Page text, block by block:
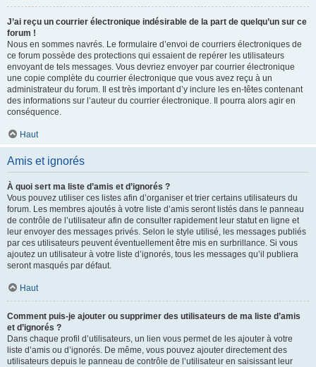
J’ai reçu un courrier électronique indésirable de la part de quelqu’un sur ce
forum !
Nous en sommes navrés. Le formulaire d’envoi de courriers électroniques de
ce forum possède des protections qui essaient de repérer les utilisateurs
envoyant de tels messages. Vous devriez envoyer par courrier électronique
une copie complète du courrier électronique que vous avez reçu à un
administrateur du forum. Il est très important d’y inclure les en-têtes contenant
des informations sur l’auteur du courrier électronique. Il pourra alors agir en
conséquence.
Haut
Amis et ignorés
À quoi sert ma liste d’amis et d’ignorés ?
Vous pouvez utiliser ces listes afin d’organiser et trier certains utilisateurs du
forum. Les membres ajoutés à votre liste d’amis seront listés dans le panneau
de contrôle de l’utilisateur afin de consulter rapidement leur statut en ligne et
leur envoyer des messages privés. Selon le style utilisé, les messages publiés
par ces utilisateurs peuvent éventuellement être mis en surbrillance. Si vous
ajoutez un utilisateur à votre liste d’ignorés, tous les messages qu’il publiera
seront masqués par défaut.
Haut
Comment puis-je ajouter ou supprimer des utilisateurs de ma liste d’amis
et d’ignorés ?
Dans chaque profil d’utilisateurs, un lien vous permet de les ajouter à votre
liste d’amis ou d’ignorés. De même, vous pouvez ajouter directement des
utilisateurs depuis le panneau de contrôle de l’utilisateur en saisissant leur